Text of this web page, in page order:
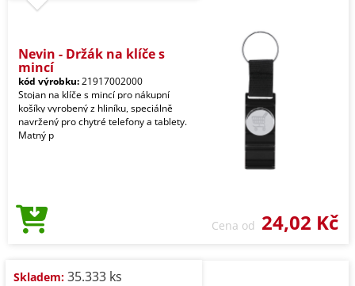
Nevin - Držák na klíče s
mincí
kód výrobku:21917002000
Stojan na klíče s mincí pro nákupní
košíky vyrobený z hliníku, speciálně
navržený pro chytré telefony a tablety.
Matný p
Cena od 24,02 Kč
Skladem: 35.333 ks